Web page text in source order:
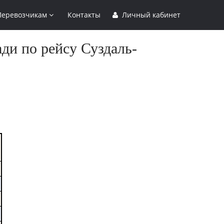
Контакты Личный кабинет
по рейсу Суздаль-